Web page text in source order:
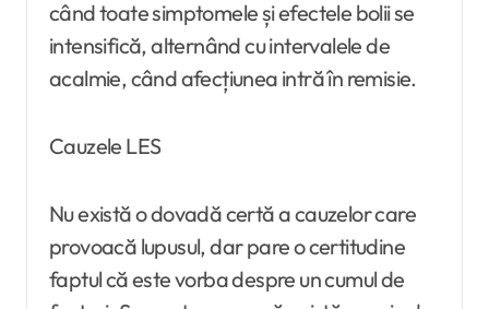
când toate simptomele și efectele bolii se
intensifică, alternând cu intervalele de
acalmie, când afecțiunea intră în remisie.
Cauzele LES
Nu există o dovadă certă a cauzelor care
provoacă lupusul, dar pare o certitudine
faptul că este vorba despre un cumul de